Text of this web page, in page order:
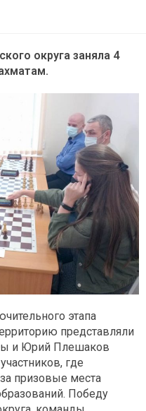
округа заняла 4
этапа
представляли
и Юрий Плешаков
где
призовые места
Победу